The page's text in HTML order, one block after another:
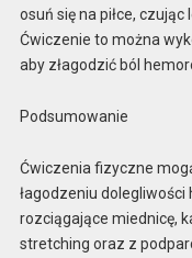
osuń się na piłce, czując
Ćwiczenie to można
aby złagodzić ból
Podsumowanie
Ćwiczenia fizyczne
łagodzeniu
rozciągające miednicę,
stretching oraz z